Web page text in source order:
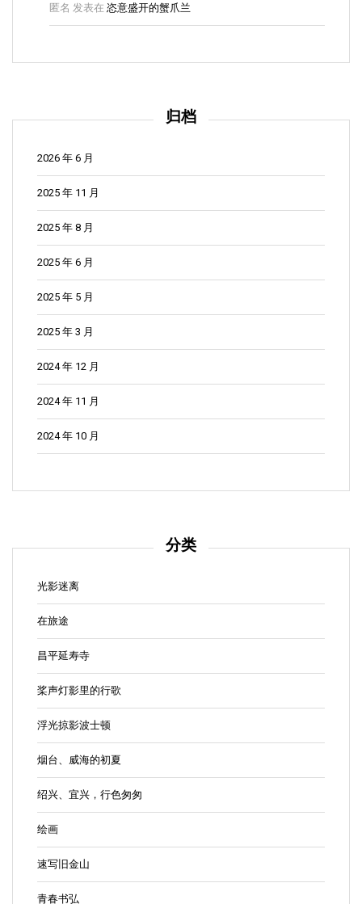
匿名 发表在 恣意盛开的蟹爪兰
归档
2026 年 6 月
2025 年 11 月
2025 年 8 月
2025 年 6 月
2025 年 5 月
2025 年 3 月
2024 年 12 月
2024 年 11 月
2024 年 10 月
分类
光影迷离
在旅途
昌平延寿寺
桨声灯影里的行歌
浮光掠影波士顿
烟台、威海的初夏
绍兴、宜兴，行色匆匆
绘画
速写旧金山
青春书弘